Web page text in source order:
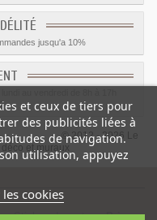
jusqu'a 10%
© 2012 - 2026 Le
déco et muraux
:Stickers Insectes-Prix:
et ceux de tiers pour
des publicités liées à
de navigation.
utilisation, appuyez
cookies